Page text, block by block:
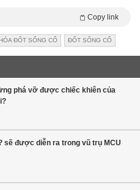
Copy link
ĐỐT SỐNG CỔ ĐỐT SỐNG CỔ
phá vỡ được chiếc khiên của
sẽ được diễn ra trong vũ trụ MCU